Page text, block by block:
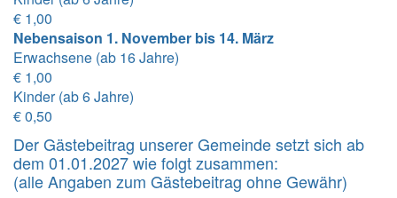
€ 1,00
Nebensaison 1. November bis 14. März
Erwachsene (ab 16 Jahre)
€ 1,00
Kinder (ab 6 Jahre)
€ 0,50
Der Gästebeitrag unserer Gemeinde setzt sich ab
dem 01.01.2027 wie folgt zusammen:
(alle Angaben zum Gästebeitrag ohne Gewähr)